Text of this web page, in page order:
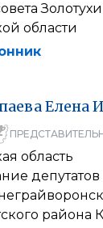
области
Елена
область
района